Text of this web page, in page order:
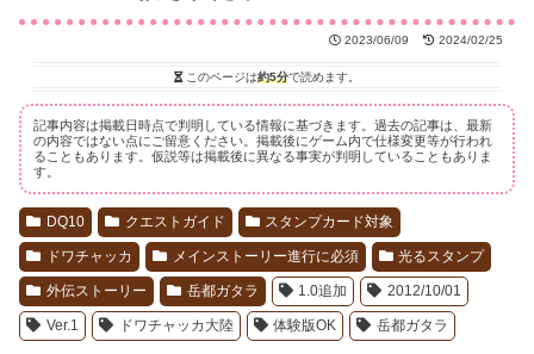
2023/06/09 2024/02/25
このページは約5分で読めます。
記事内容は掲載日時点で判明している情報に基づきます。過去の記事は、最新
の内容ではない点にご留意ください。掲載後にゲーム内で仕様変更等が行われ
ることもあります。仮説等は掲載後に異なる事実が判明していることもありま
す。
DQ10 クエストガイド スタンプカード対象
ドワチャッカ メインストーリー進行に必須 光るスタンプ
外伝ストーリー 岳都ガタラ 1.0追加 2012/10/01
Ver.1 ドワチャッカ大陸 体験版OK 岳都ガタラ